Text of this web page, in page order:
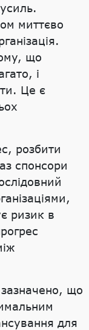
миттєво
що
і
Це є
розбити
спонсори
ризик в
що
для